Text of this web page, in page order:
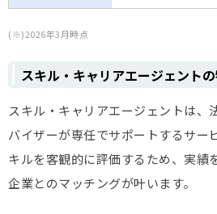
(※)2026年3月時点
スキル・キャリアエージェント
スキル・キャリアエージェントは、
バイザーが専任でサポートするサー
キルを客観的に評価するため、実績
企業とのマッチングが叶います。